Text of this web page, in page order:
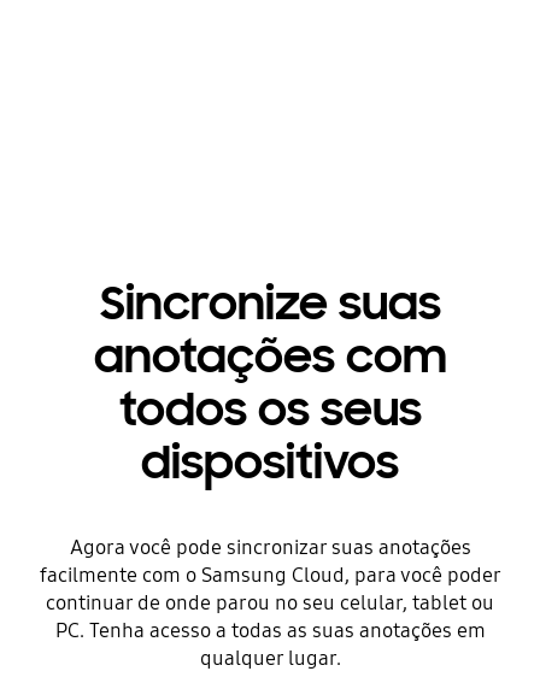
Sincronize suas
anotações com
todos os seus
dispositivos
Agora você pode sincronizar suas anotações
facilmente com o Samsung Cloud, para você poder
continuar de onde parou no seu celular, tablet ou
PC. Tenha acesso a todas as suas anotações em
qualquer lugar.